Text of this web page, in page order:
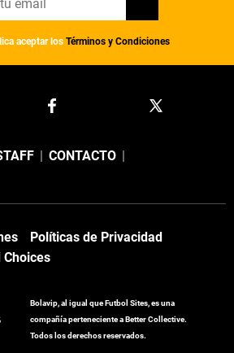
aceptar los Términos y Condiciones
| CONTACTO |
Políticas de Privacidad
Choices
Bolavip, al igual que Futbol Sites, es una
compañía perteneciente a Better Collective.
Todos los derechos reservados.